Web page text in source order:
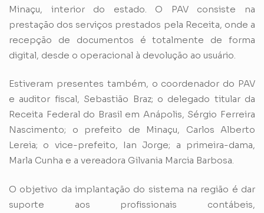
Minaçu, interior do estado. O PAV consiste na
prestação dos serviços prestados pela Receita, onde a
recepção de documentos é totalmente de forma
digital, desde o operacional à devolução ao usuário.
Estiveram presentes também, o coordenador do PAV
e auditor fiscal, Sebastião Braz; o delegado titular da
Receita Federal do Brasil em Anápolis, Sérgio Ferreira
Nascimento; o prefeito de Minaçu, Carlos Alberto
Lereia; o vice-prefeito, Ian Jorge; a primeira-dama,
Marla Cunha e a vereadora Gilvania Marcia Barbosa.
O objetivo da implantação do sistema na região é dar
suporte aos profissionais contábeis,